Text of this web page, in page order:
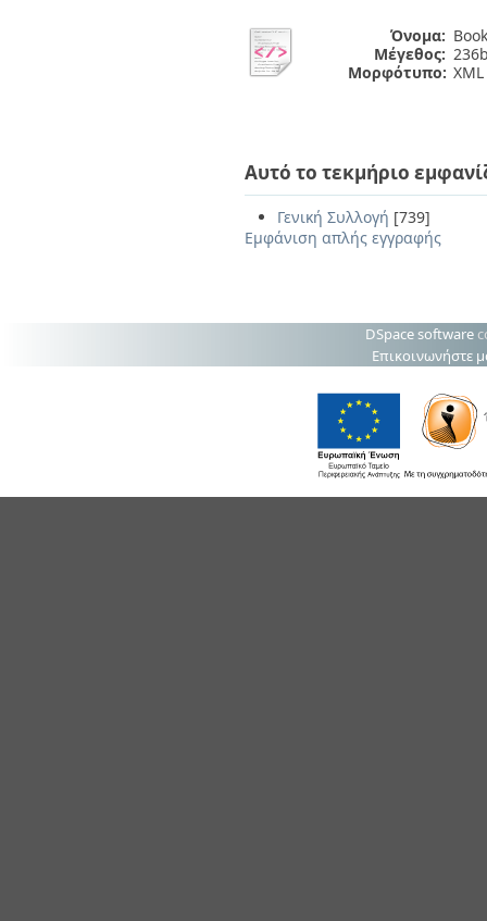
Όνομα:
Μέγεθος:
Μορφότυπο: XML
Αυτό το τεκμήριο
Γενική Συλλογή [739]
Εμφάνιση απλής εγγραφής
DSpace software
Επικοινωνήστε